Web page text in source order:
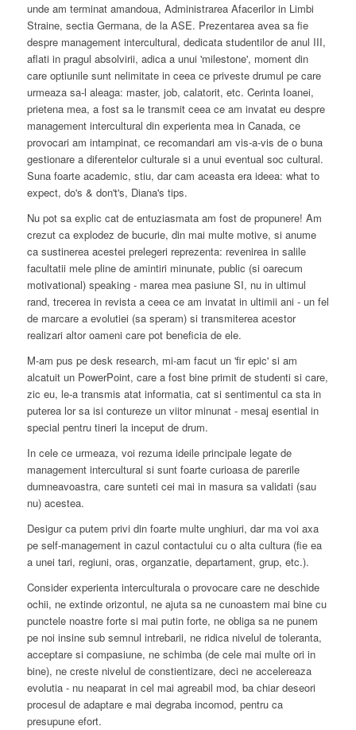
unde am terminat amandoua, Administrarea Afacerilor in Limbi
Straine, sectia Germana, de la ASE. Prezentarea avea sa fie
despre management intercultural, dedicata studentilor de anul III,
aflati in pragul absolvirii, adica a unui 'milestone', moment din
care optiunile sunt nelimitate in ceea ce priveste drumul pe care
urmeaza sa-l aleaga: master, job, calatorit, etc. Cerinta Ioanei,
prietena mea, a fost sa le transmit ceea ce am invatat eu despre
management intercultural din experienta mea in Canada, ce
provocari am intampinat, ce recomandari am vis-a-vis de o buna
gestionare a diferentelor culturale si a unui eventual soc cultural.
Suna foarte academic, stiu, dar cam aceasta era ideea: what to
expect, do's & don't's, Diana's tips.
Nu pot sa explic cat de entuziasmata am fost de propunere! Am
crezut ca explodez de bucurie, din mai multe motive, si anume
ca sustinerea acestei prelegeri reprezenta: revenirea in salile
facultatii mele pline de amintiri minunate, public (si oarecum
motivational) speaking - marea mea pasiune SI, nu in ultimul
rand, trecerea in revista a ceea ce am invatat in ultimii ani - un fel
de marcare a evolutiei (sa speram) si transmiterea acestor
realizari altor oameni care pot beneficia de ele.
M-am pus pe desk research, mi-am facut un 'fir epic' si am
alcatuit un PowerPoint, care a fost bine primit de studenti si care,
zic eu, le-a transmis atat informatia, cat si sentimentul ca sta in
puterea lor sa isi contureze un viitor minunat - mesaj esential in
special pentru tineri la inceput de drum.
In cele ce urmeaza, voi rezuma ideile principale legate de
management intercultural si sunt foarte curioasa de parerile
dumneavoastra, care sunteti cei mai in masura sa validati (sau
nu) acestea.
Desigur ca putem privi din foarte multe unghiuri, dar ma voi axa
pe self-management in cazul contactului cu o alta cultura (fie ea
a unei tari, regiuni, oras, organzatie, departament, grup, etc.).
Consider experienta interculturala o provocare care ne deschide
ochii, ne extinde orizontul, ne ajuta sa ne cunoastem mai bine cu
punctele noastre forte si mai putin forte, ne obliga sa ne punem
pe noi insine sub semnul intrebarii, ne ridica nivelul de toleranta,
acceptare si compasiune, ne schimba (de cele mai multe ori in
bine), ne creste nivelul de constientizare, deci ne accelereaza
evolutia - nu neaparat in cel mai agreabil mod, ba chiar deseori
procesul de adaptare e mai degraba incomod, pentru ca
presupune efort.